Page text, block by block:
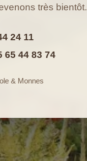
très bientôt.
24 11
65 44 83 74
& Monnes